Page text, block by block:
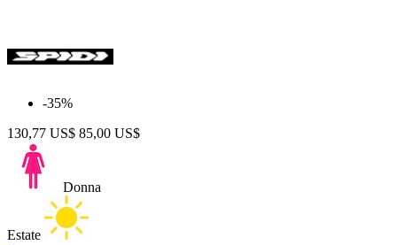
-35%
130,77 US$ 85,00 US$
Donna
Estate